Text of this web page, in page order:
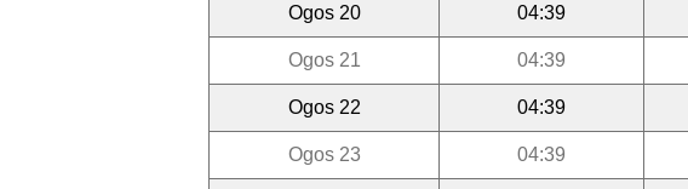
Ogos 20 04:39
Ogos 21 04:39
Ogos 22 04:39
Ogos 23 04:39